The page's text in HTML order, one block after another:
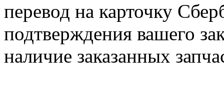
перевод на карточку
подтверждения вашего
наличие заказанных